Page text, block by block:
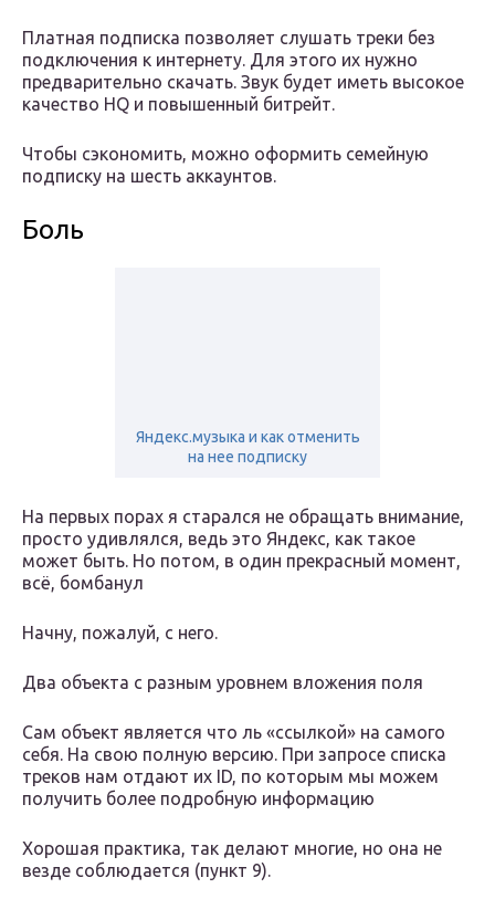
Платная подписка позволяет слушать треки без
подключения к интернету. Для этого их нужно
предварительно скачать. Звук будет иметь высокое
качество HQ и повышенный битрейт.
Чтобы сэкономить, можно оформить семейную
подписку на шесть аккаунтов.
Боль
Яндекс.музыка и как отменить
на нее подписку
На первых порах я старался не обращать внимание,
просто удивлялся, ведь это Яндекс, как такое
может быть. Но потом, в один прекрасный момент,
всё, бомбанул
Начну, пожалуй, с него.
Два объекта с разным уровнем вложения поля
Сам объект является что ль «ссылкой» на самого
себя. На свою полную версию. При запросе списка
треков нам отдают их ID, по которым мы можем
получить более подробную информацию
Хорошая практика, так делают многие, но она не
везде соблюдается (пункт 9).